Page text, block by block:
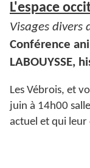
L'espace
Visages divers
Conférence
LABOUYSSE,
Les Vébrois, et
juin à 14h00
actuel et qui leur